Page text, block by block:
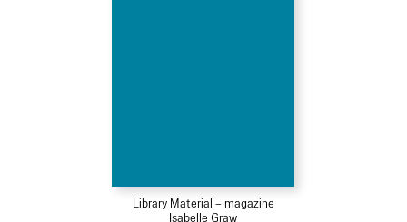
Library Material – magazine
Isabelle Graw